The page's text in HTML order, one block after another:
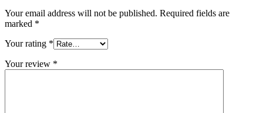
Your email address will not be published. Required fields are
marked *
Your rating *
Your review *